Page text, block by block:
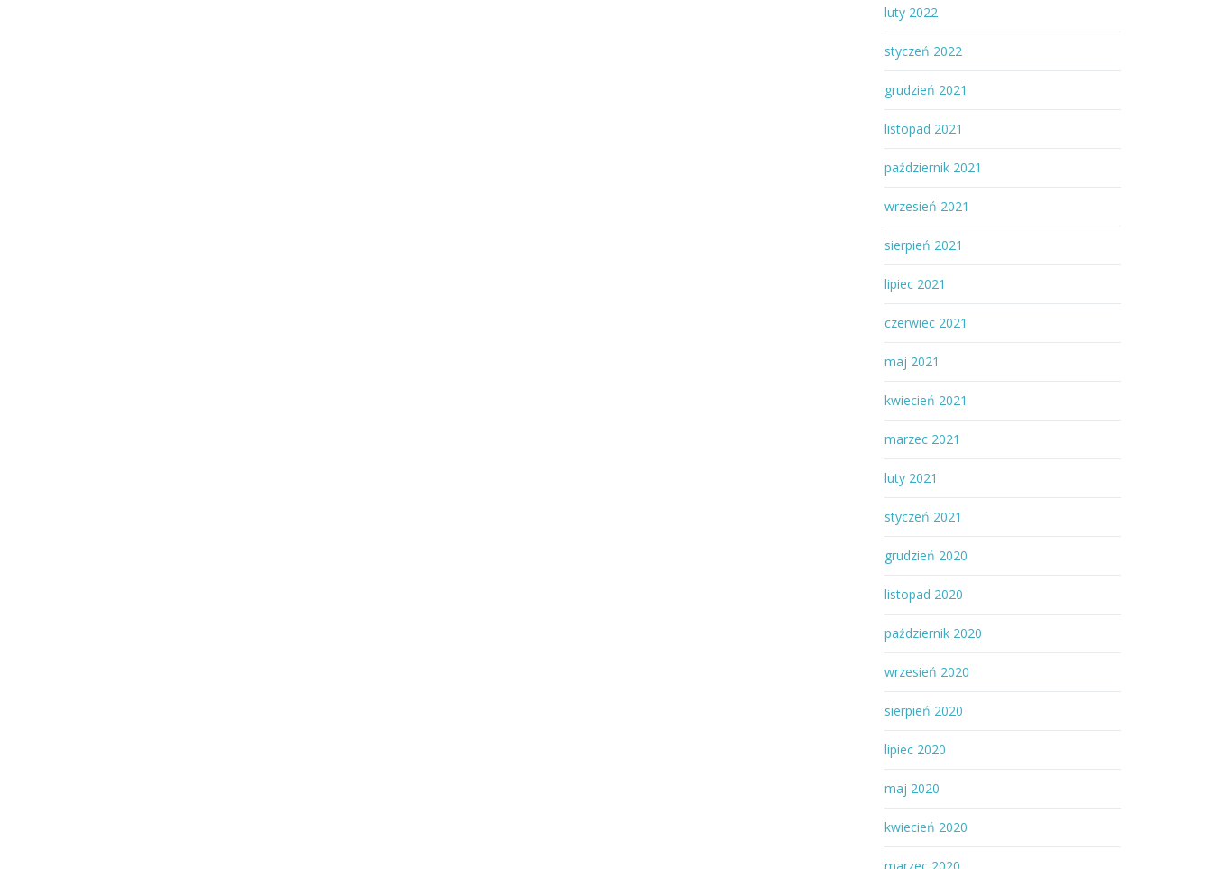
luty 2022
styczeń 2022
grudzień 2021
listopad 2021
październik 2021
wrzesień 2021
sierpień 2021
lipiec 2021
czerwiec 2021
maj 2021
kwiecień 2021
marzec 2021
luty 2021
styczeń 2021
grudzień 2020
listopad 2020
październik 2020
wrzesień 2020
sierpień 2020
lipiec 2020
maj 2020
kwiecień 2020